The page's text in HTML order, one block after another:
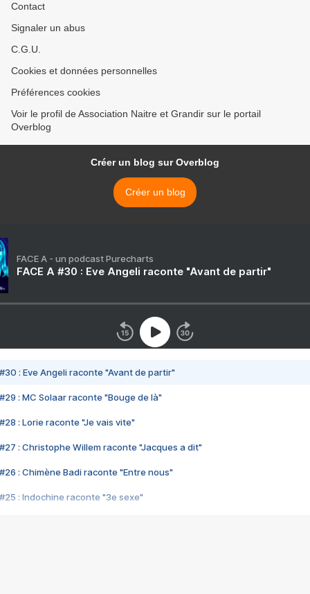
Contact
Signaler un abus
C.G.U.
Cookies et données personnelles
Préférences cookies
Voir le profil de Association Naitre et Grandir sur le portail
Overblog
Créer un blog sur Overblog
Créer un blog
FACE A - un podcast Purecharts
FACE A #30 : Eve Angeli raconte "Avant de partir"
#30 : Eve Angeli raconte "Avant de partir"
#29 : MC Solaar raconte "Bouge de là"
#28 : Lorie raconte "Je vais vite"
#27 : Christophe Willem raconte "Jacques a dit"
#26 : Chimène Badi raconte "Entre nous"
#25 : Indochine raconte "3e sexe"